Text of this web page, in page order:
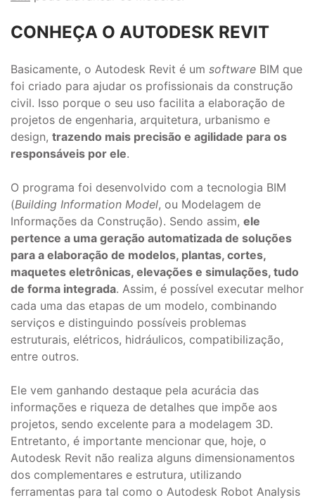
CONHEÇA O AUTODESK REVIT
Basicamente, o Autodesk Revit é um software BIM que
foi criado para ajudar os profissionais da construção
civil. Isso porque o seu uso facilita a elaboração de
projetos de engenharia, arquitetura, urbanismo e
design, trazendo mais precisão e agilidade para os
responsáveis por ele.
O programa foi desenvolvido com a tecnologia BIM
(Building Information Model, ou Modelagem de
Informações da Construção). Sendo assim, ele
pertence a uma geração automatizada de soluções
para a elaboração de modelos, plantas, cortes,
maquetes eletrônicas, elevações e simulações, tudo
de forma integrada. Assim, é possível executar melhor
cada uma das etapas de um modelo, combinando
serviços e distinguindo possíveis problemas
estruturais, elétricos, hidráulicos, compatibilização,
entre outros.
Ele vem ganhando destaque pela acurácia das
informações e riqueza de detalhes que impõe aos
projetos, sendo excelente para a modelagem 3D.
Entretanto, é importante mencionar que, hoje, o
Autodesk Revit não realiza alguns dimensionamentos
dos complementares e estrutura, utilizando
ferramentas para tal como o Autodesk Robot Analysis